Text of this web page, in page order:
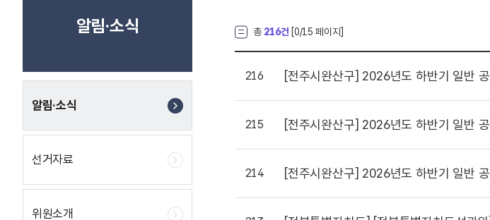
알림·소식
알림·소식
선거자료
위원소개
총 216건 [0/15 페이지]
216 [전주시완산구] 2026년도 하반기 일반
215 [전주시완산구] 2026년도 하반기 일반 공
214 [전주시완산구] 2026년도 하반기 일반